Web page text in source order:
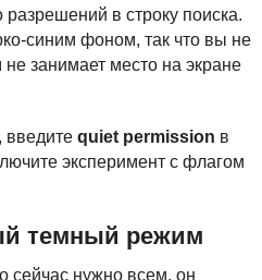
разрешений в строку поиска.
синим фоном, так что вы не
не занимает место на экране
введите quiet permission в
эксперимент с флагом
темный режим
сейчас нужно всем, он